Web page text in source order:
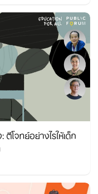
โจทย์อย่างไรให้เด็ก